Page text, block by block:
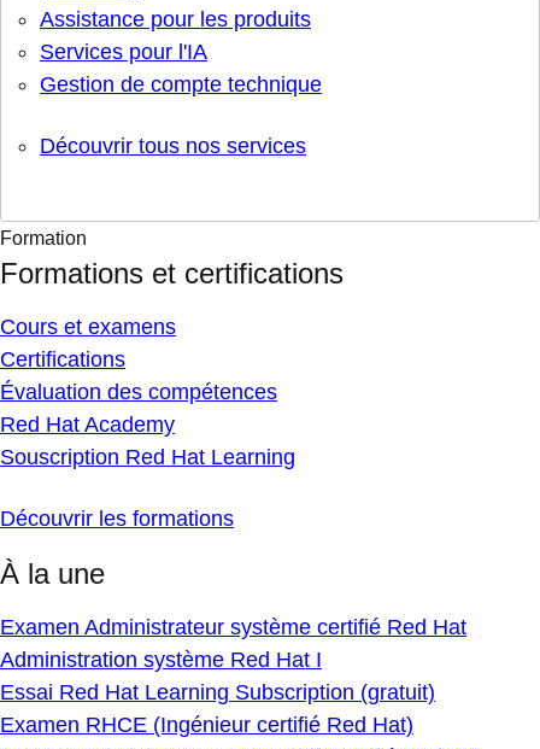
Assistance pour les produits
Services pour l'IA
Gestion de compte technique
Découvrir tous nos services
Formation
Formations et certifications
Cours et examens
Certifications
Évaluation des compétences
Red Hat Academy
Souscription Red Hat Learning
Découvrir les formations
À la une
Examen Administrateur système certifié Red Hat
Administration système Red Hat I
Essai Red Hat Learning Subscription (gratuit)
Examen RHCE (Ingénieur certifié Red Hat)